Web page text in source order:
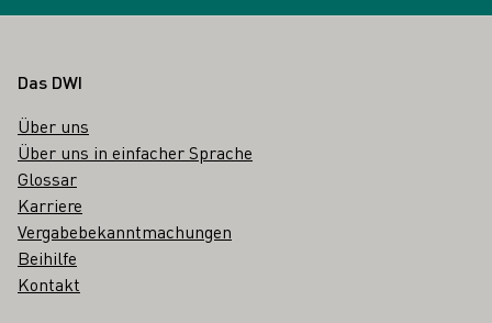
Fußbereich
Das DWI
Über uns
Über uns in einfacher Sprache
Glossar
Karriere
Vergabebekanntmachungen
Beihilfe
Kontakt